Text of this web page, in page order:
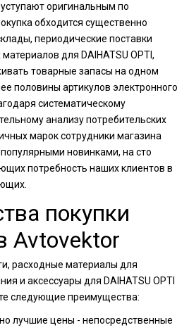
оригинальным по
обходится существенно
периодические поставки
для DAIHATSU OPTI,
товарные запасы на одном
половины артикулов электронного
систематическому
анализу потребительских
марок сотрудники магазина
новинками, на сто
потребность наших клиентов в
покупки
Avtovektor
расходные материалы для
и аксессуары для DAIHATSU OPTI
следующие преимущества:
лучшие цены - непосредственные